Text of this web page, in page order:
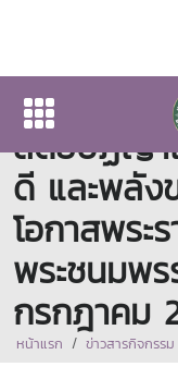
มหาวิทยาลั
สัตย์ปฏิญา
ดี และพลัง
โอกาสพระ
พระชนมพ
กรกฎาคม
หน้าแรก ข่าวสารกิจกรรม